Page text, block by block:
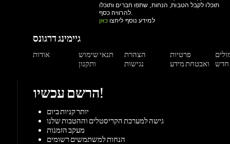
הרשם עכשיו!
יותר קניות ביום
גישה למערכת הקריסטלים וההטבות שלנו
מעקב הזמנות
הנחות למשתמשים רשומים
תמיכה
מאגר מידע צור קשר